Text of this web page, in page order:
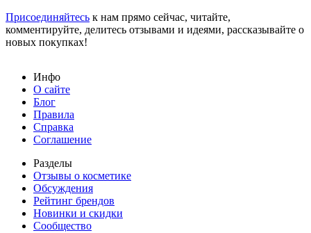
Присоединяйтесь к нам прямо сейчас, читайте,
комментируйте, делитесь отзывами и идеями, рассказывайте о
новых покупках!
Инфо
О сайте
Блог
Правила
Справка
Соглашение
Разделы
Отзывы о косметике
Обсуждения
Рейтинг брендов
Новинки и скидки
Сообщество